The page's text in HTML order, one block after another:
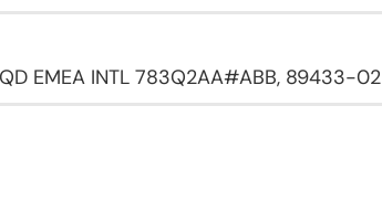
EMEA INTL 783Q2AA#ABB, 89433-02